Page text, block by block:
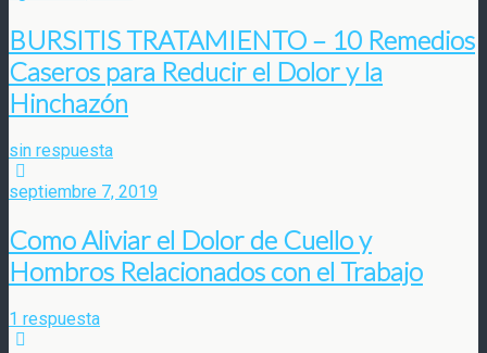
BURSITIS TRATAMIENTO – 10 Remedios
Caseros para Reducir el Dolor y la
Hinchazón
sin respuesta
septiembre 7, 2019
Como Aliviar el Dolor de Cuello y
Hombros Relacionados con el Trabajo
1 respuesta